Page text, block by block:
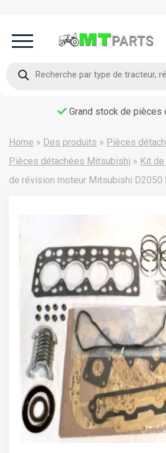
produits
Grand stock de pièces
Home » Des produits » Pièces
Pièces détachées Mitsubishi » Kit
de révision moteur Mitsubishi D2050